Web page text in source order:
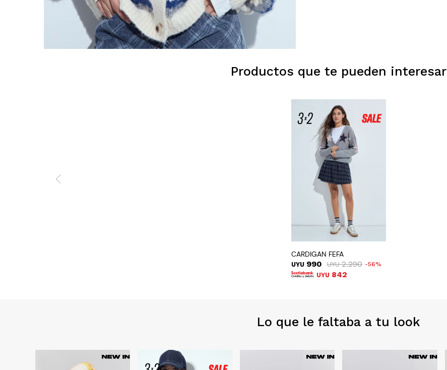
Productos que te pueden interesar
CARDIGAN FEFA
UYU 990 UYU 2.290 56
UYU 842
Lo que le faltaba a tu look